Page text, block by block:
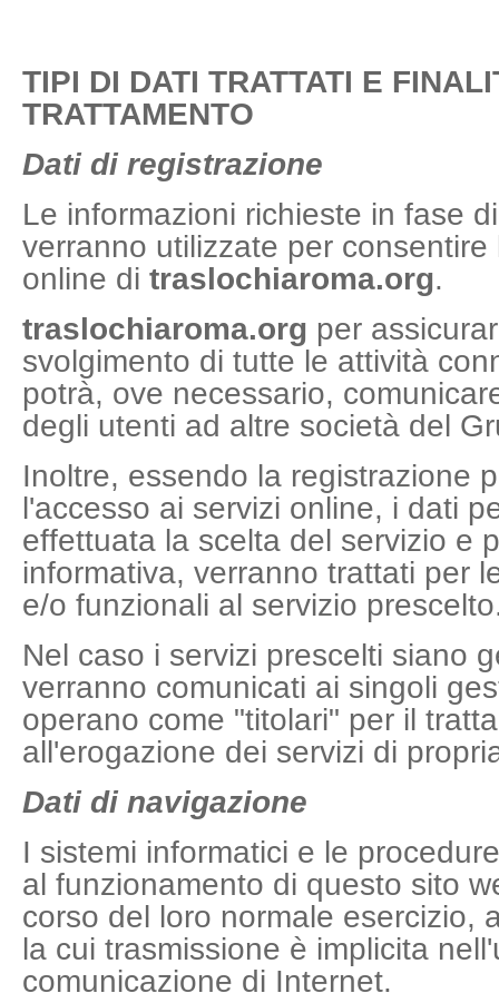
TIPI DI DATI TRATTATI E
TRATTAMENTO
Dati di registrazione
Le informazioni richieste in fase
verranno utilizzate per consentire
online di traslochiaroma.org.
traslochiaroma.org per
svolgimento di tutte le attività
potrà, ove necessario,
degli utenti ad altre società del
Inoltre, essendo la registrazione
l'accesso ai servizi online, i dati
effettuata la scelta del servizio e
informativa, verranno trattati per
e/o funzionali al servizio
Nel caso i servizi prescelti siano
verranno comunicati ai singoli
operano come "titolari" per il
all'erogazione dei servizi di
Dati di navigazione
I sistemi informatici e le
al funzionamento di questo sito
corso del loro normale esercizio,
la cui trasmissione è implicita
comunicazione di Internet.